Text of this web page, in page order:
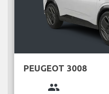
PEUGEOT 3008
group